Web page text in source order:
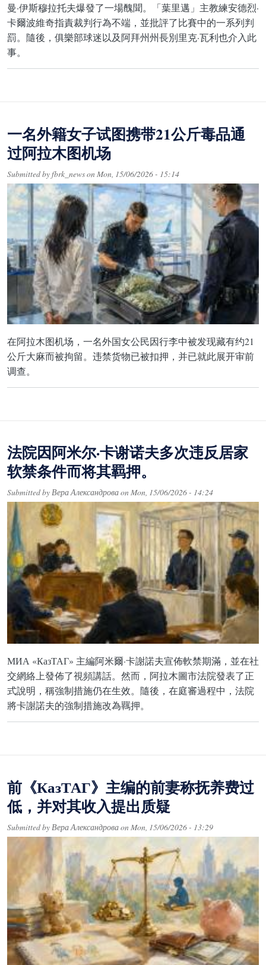
曼·伊斯穆拉托夫爆發了一場醜聞。「葉里邁」主教練安德烈·
卡爾波維奇指責裁判行為不端，並批評了比賽中的一系列判
罰。隨後，俱樂部球迷以及阿拜州州長別里克·瓦利也介入此
事。
一名外籍女子试图携带21公斤毒品通
过阿拉木图机场
Submitted byfbrk_newson Mon, 15/06/2026 - 15:14
在阿拉木图机场，一名外国女公民因行李中被发现藏有约21
公斤大麻而被拘留。违禁货物已被扣押，并已就此展开审前
调查。
法院因阿米尔·卡谢诺夫多次违反居家
软禁条件而将其羁押。
Submitted byВера АлександроваonMon, 15/06/2026 - 14:24
МИА «КазТАГ» 主編阿米爾·卡謝諾夫宣佈軟禁期滿，並在社
交網絡上發佈了視頻講話。然而，阿拉木圖市法院發表了正
式說明，稱強制措施仍在生效。隨後，在庭審過程中，法院
將卡謝諾夫的強制措施改為羈押。
前《КазТАГ》主编的前妻称抚养费过
低，并对其收入提出质疑
Submitted byВера АлександроваonMon, 15/06/2026 - 13:29